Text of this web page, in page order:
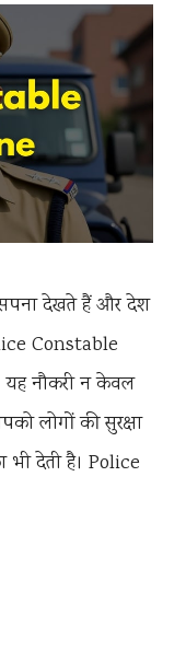
देखते हैं और देश
Constable
नौकरी न केवल
लोगों की सुरक्षा
देती है। Police